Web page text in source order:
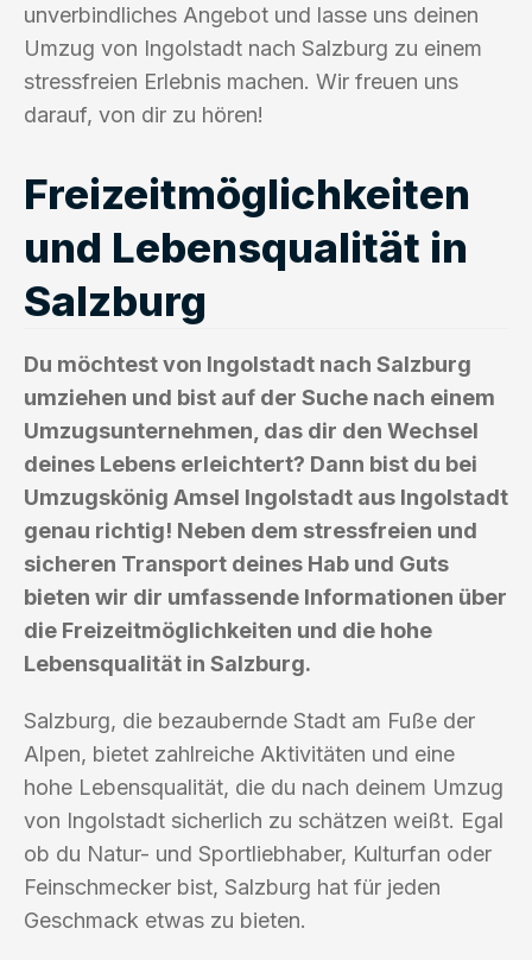
unverbindliches Angebot und lasse uns deinen
Umzug von Ingolstadt nach Salzburg zu einem
stressfreien Erlebnis machen. Wir freuen uns
darauf, von dir zu hören!
Freizeitmöglichkeiten
und Lebensqualität in
Salzburg
Du möchtest von Ingolstadt nach Salzburg
umziehen und bist auf der Suche nach einem
Umzugsunternehmen, das dir den Wechsel
deines Lebens erleichtert? Dann bist du bei
Umzugskönig Amsel Ingolstadt aus Ingolstadt
genau richtig! Neben dem stressfreien und
sicheren Transport deines Hab und Guts
bieten wir dir umfassende Informationen über
die Freizeitmöglichkeiten und die hohe
Lebensqualität in Salzburg.
Salzburg, die bezaubernde Stadt am Fuße der
Alpen, bietet zahlreiche Aktivitäten und eine
hohe Lebensqualität, die du nach deinem Umzug
von Ingolstadt sicherlich zu schätzen weißt. Egal
ob du Natur- und Sportliebhaber, Kulturfan oder
Feinschmecker bist, Salzburg hat für jeden
Geschmack etwas zu bieten.